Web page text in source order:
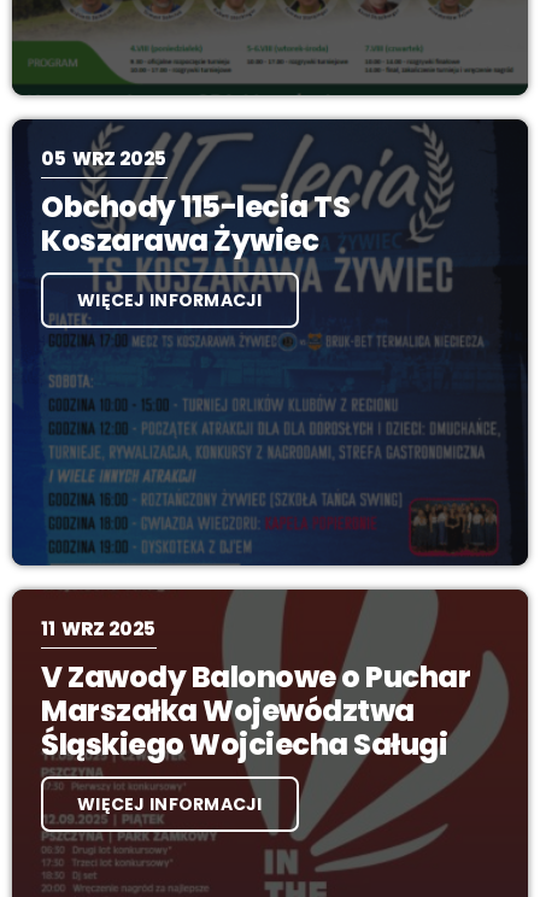
05 WRZ 2025
Obchody 115-lecia TS
Koszarawa Żywiec
WIĘCEJ INFORMACJI
11 WRZ 2025
V Zawody Balonowe o Puchar
Marszałka Województwa
Śląskiego Wojciecha Saługi
WIĘCEJ INFORMACJI